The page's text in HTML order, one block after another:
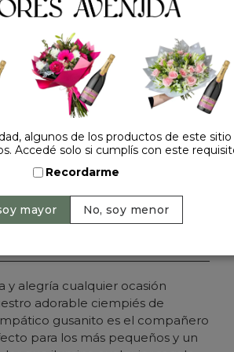
Dejá tu opinión
617280
Cantidad:
Agregar al carrito
y alegría cualquier ocasión
adorable ciempiés de
gusanito es el compañero
para los más pequeños y un
algunos de los productos de este
Accedé solo si cumplís con este
Recordarme